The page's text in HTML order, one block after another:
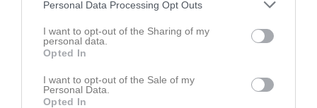
Personal Data Processing Opt Outs
I want to opt-out of the Sharing of my
personal data.
Opted In
I want to opt-out of the Sale of my
Personal Data.
Opted In